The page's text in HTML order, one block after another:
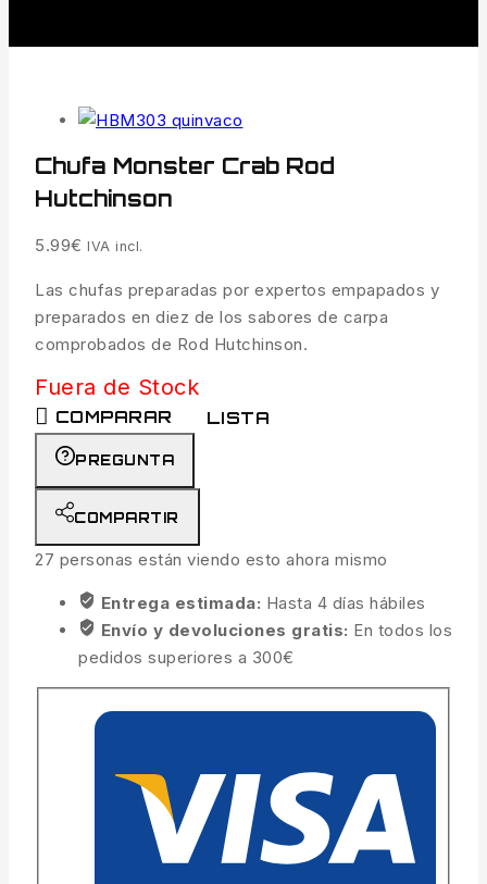
Chufa Monster Crab Rod
Hutchinson
5.99€ IVA incl.
Las chufas preparadas por expertos empapados y
preparados en diez de los sabores de carpa
comprobados de Rod Hutchinson.
Fuera de Stock
COMPARAR LISTA
PREGUNTA
COMPARTIR
27 personas están viendo esto ahora mismo
Entrega estimada: Hasta 4 días hábiles
Envío y devoluciones gratis: En todos los
pedidos superiores a 300€